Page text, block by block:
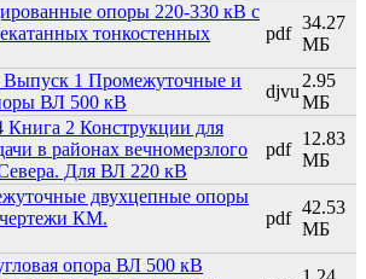
опоры 220-330 кВ с
тонкостенных
pdf
34.27
МБ
Выпуск 1 Промежуточные и
ВЛ 500 кВ
djvu
2.95
МБ
Книга 2 Конструкции для
в районах вечномерзлого
Для ВЛ 220 кВ
pdf
12.83
МБ
двухцепные опоры
КМ.
pdf
42.53
МБ
опора ВЛ 500 кВ